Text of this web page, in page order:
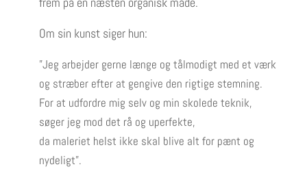
Om sin kunst siger hun:
”Jeg arbejder gerne længe og tålmodigt med et værk
og stræber efter at gengive den rigtige stemning.
For at udfordre mig selv og min skolede teknik,
søger jeg mod det rå og uperfekte,
da maleriet helst ikke skal blive alt for pænt og
nydeligt”.